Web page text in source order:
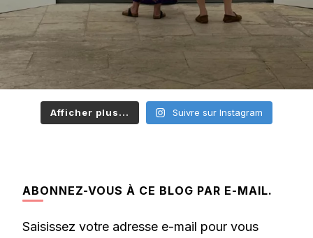
Afficher plus... Suivre sur Instagram
ABONNEZ-VOUS À CE BLOG PAR E-MAIL.
Saisissez votre adresse e-mail pour vous